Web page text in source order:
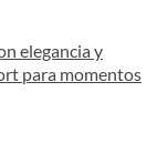
elegancia y
para momentos